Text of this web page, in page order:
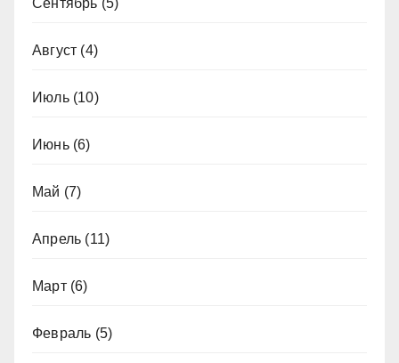
Сентябрь (5)
Август (4)
Июль(10)
Июнь(6)
Май (7)
Апрель (11)
Март(6)
Февраль (5)